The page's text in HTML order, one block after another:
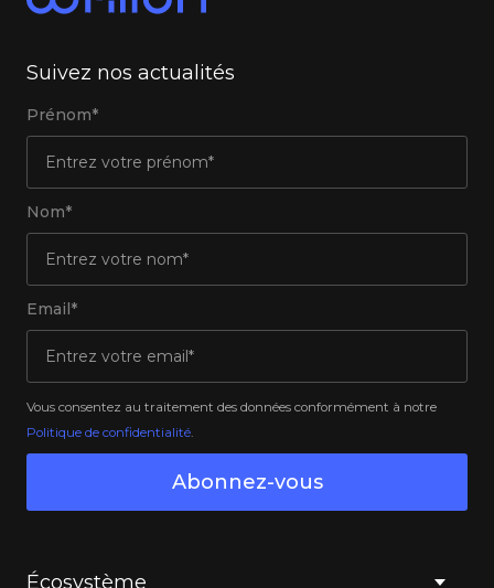
Suivez nos actualités
Prénom*
Nom*
Email*
Vous consentez au traitement des données conformément à notre
Politique de confidentialité
Abonnez-vous
Écosystème